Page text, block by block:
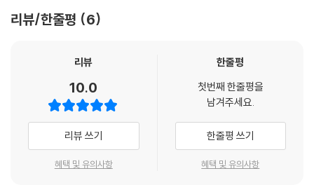
맞춰질 때마다 느꼈던 희열을 이 책을 읽는 모든 독자들도 동일하게 경험
하기를 기대하며 기도합니다.
삼손이 살던 때에 모든 사람들은 자신의 생각이 옳다고 여기며 자기 마음
이 가는 대로 살았습니다. 오늘날과 정말 비슷하지 않습니까? 포스트모더
니즘 시대에서 ‘절대 진리’는 구시대의 유물이 되어 버렸고, ‘상대적인 가
치’가 마치 진리인 듯 여겨지고 있습니다. 진리를 찾는 사고나 노력을 격려
바로 이 찬사를 받기에 충분하다는 것을 느꼈습니다. 재미있다는 것은 마
모든 독자들에게 모처럼 뜨거운 신앙수련회를 가진 느낌을 선사하게 될 것
이라 확신합니다. 이 책은 설교로 고민하는 목회자들에게는 가뭄에 단비와
같은 시원한 청량제가 될 것이고, 흔들리고 휩쓸리는 삶의 현장에서 믿음
- 박지웅 (내수동교회 담임목사)
리뷰/한줄평 6
리뷰
10.0
리뷰 쓰기
혜택 및 유의사항
한줄평
첫번째 한줄평을
남겨주세요.
한줄평 쓰기
혜택 및 유의사항